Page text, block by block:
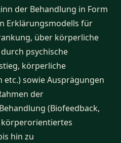
der Behandlung in Form
Erklärungsmodells für
über körperliche
psychische
körperliche
etc.) sowie Ausprägungen
der
(Biofeedback,
hin zu